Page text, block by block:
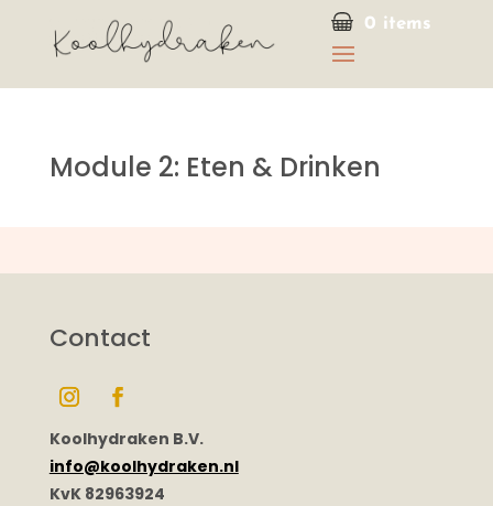
0 items
Module 2: Eten & Drinken
Contact
Koolhydraken B.V.
info@koolhydraken.nl
KvK 82963924